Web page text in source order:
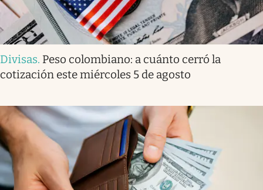
Divisas. Peso colombiano: a cuánto cerró la
cotización este miércoles 5 de agosto